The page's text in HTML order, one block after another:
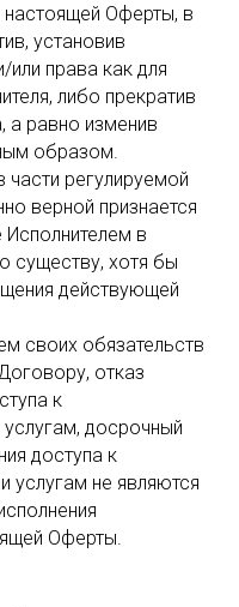
Оферты, в
установив
или права как для
либо прекратив
а равно изменив
образом.
регулируемой
верной признается
в
существу, хотя бы
действующей
своих обязательств
отказ
к
досрочный
доступа к
услугам не являются
Оферты.